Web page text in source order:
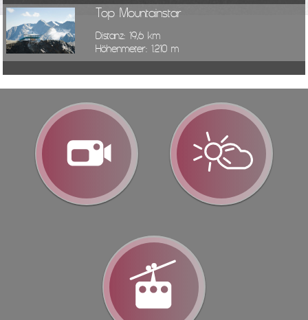
Top Mountainstar
Distanz: 19,6 km
Höhenmeter: 1.210 m